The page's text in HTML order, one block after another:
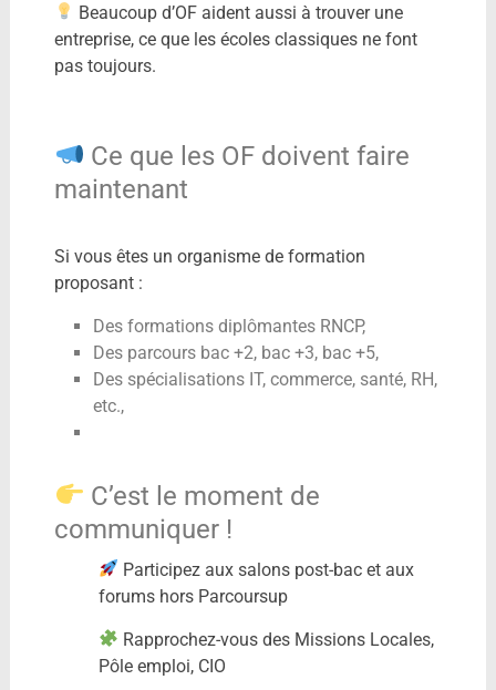
Beaucoup d’OF aident aussi à trouver une
entreprise, ce que les écoles classiques ne font
pas toujours.
Ce que les OF doivent faire
maintenant
Si vous êtes un organisme de formation
proposant :
Des formations diplômantes RNCP,
Des parcours bac +2, bac +3, bac +5,
Des spécialisations IT, commerce, santé, RH,
etc.,
C’est le moment de
communiquer !
Participez aux salons post-bac et aux
forums hors Parcoursup
Rapprochez-vous des Missions Locales,
Pôle emploi, CIO